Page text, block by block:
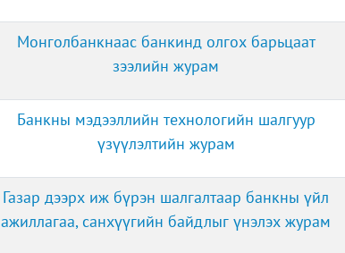
Монголбанкнаас банкинд олгох барьцаат
зээлийн журам
Банкны мэдээллийн технологийн шалгуур
үзүүлэлтийн журам
Газар дээрх иж бүрэн шалгалтаар банкны үйл
ажиллагаа, санхүүгийн байдлыг үнэлэх журам